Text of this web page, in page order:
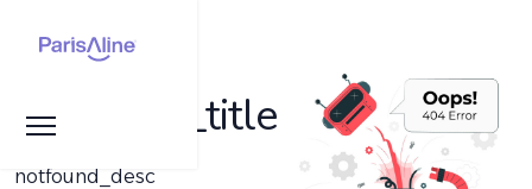
notfound_title
notfound_desc